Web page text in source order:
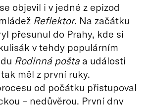
objevil i v jedné z epizod
Reflektor. Na začátku
přesunul do Prahy, kde si
v tehdy populárním
Rodinná pošta a události
měl z první ruky.
od počátku přistupoval
– nedůvěrou. První dny